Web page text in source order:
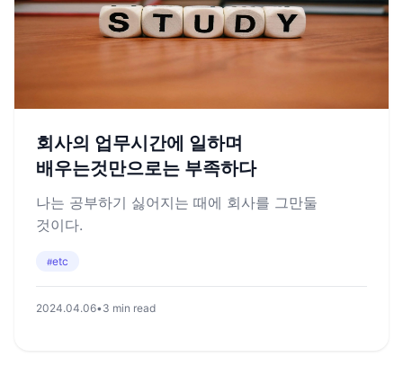
회사의 업무시간에 일하며
배우는것만으로는 부족하다
나는 공부하기 싫어지는 때에 회사를 그만둘
것이다.
#etc
2024.04.06•3 min read